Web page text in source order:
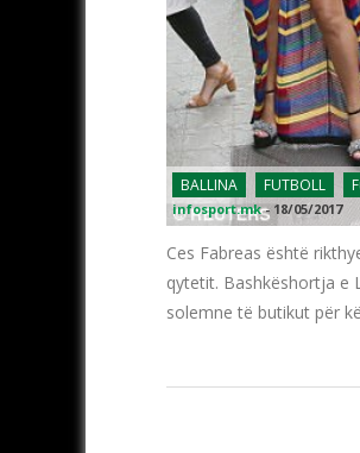
BALLINA FUTBOLL
infosport.mk -18/05/2017
Ces Fabreas është
qytetit. Bashkëshortja e
solemne të butikut për